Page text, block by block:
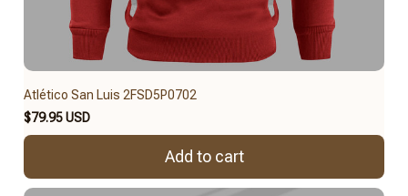
Atlético San Luis 2FSD5P0702
$79.95 USD
Add to cart